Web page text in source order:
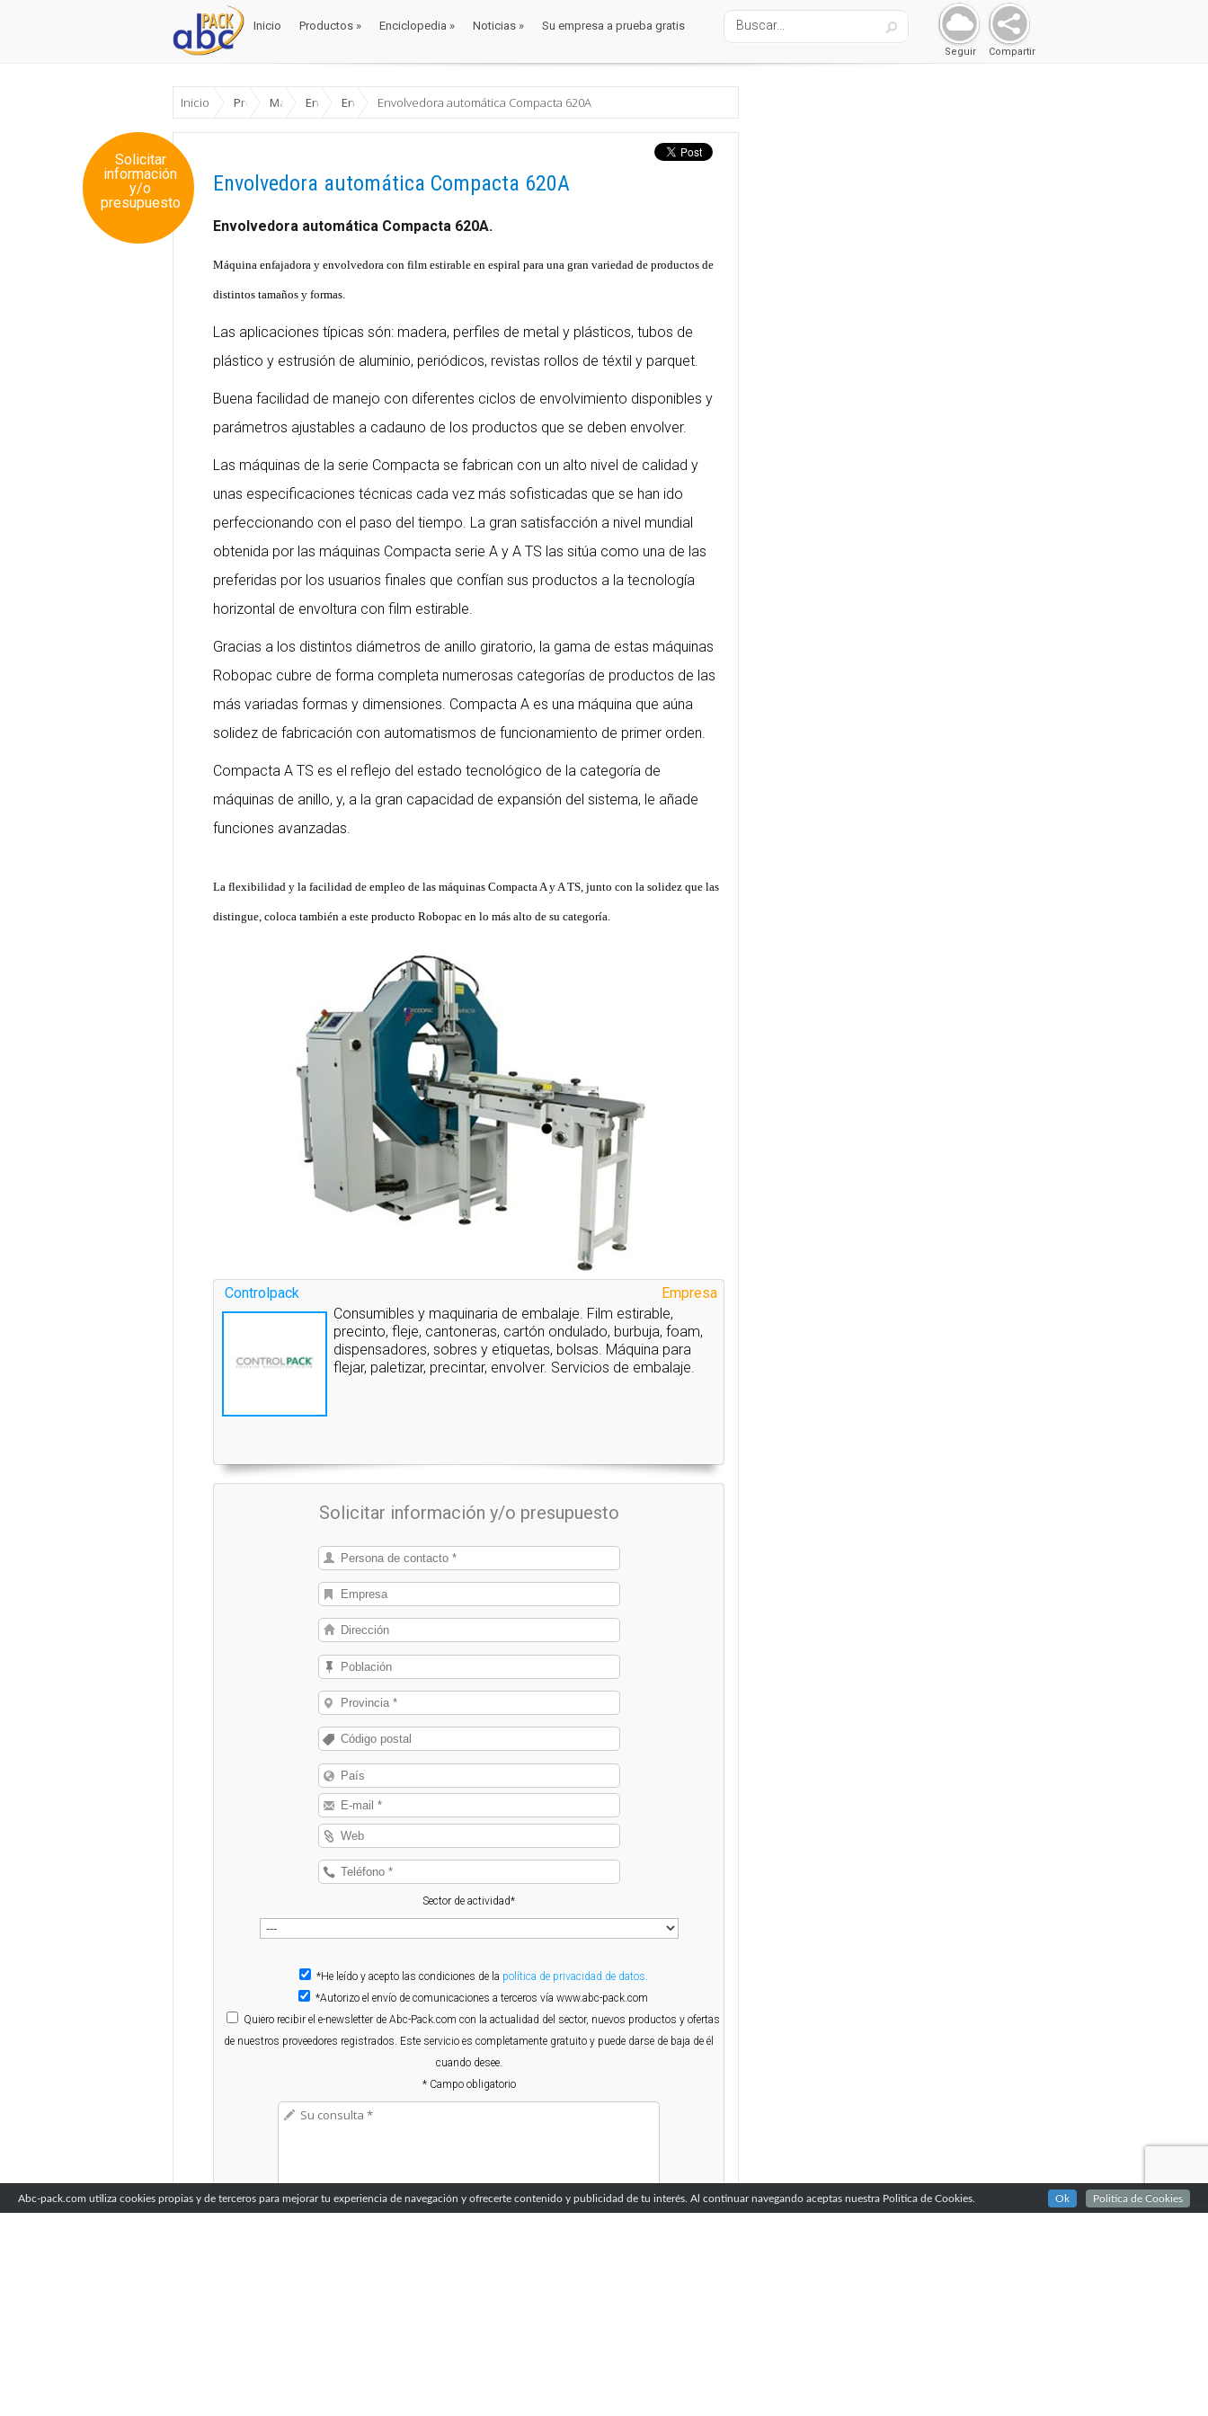
Inicio Productos » Enciclopedia » Noticias » Su empresa a prueba gratis
Compartir
Seguir
Inicio ProductosMáquinas Envase y Embalaje
Enfardadoras / Envolvedoras
Enfardadoras / Envolvedoras Automáticas
Envolvedora automática Compacta 620A
Solicitar
información
y/o
presupuesto
Envolvedora automática Compacta 620A
Envolvedora automática Compacta 620A.
Máquina enfajadora y envolvedora con film estirable en espiral para una gran variedad de productos de
distintos tamaños y formas.
Las aplicaciones típicas són: madera, perfiles de metal y plásticos, tubos de
plástico y estrusión de aluminio, periódicos, revistas rollos de téxtil y parquet.
Buena facilidad de manejo con diferentes ciclos de envolvimiento disponibles y
parámetros ajustables a cadauno de los productos que se deben envolver.
Las máquinas de la serie Compacta se fabrican con un alto nivel de calidad y
unas especificaciones técnicas cada vez más sofisticadas que se han ido
perfeccionando con el paso del tiempo. La gran satisfacción a nivel mundial
obtenida por las máquinas Compacta serie A y A TS las sitúa como una de las
preferidas por los usuarios finales que confían sus productos a la tecnología
horizontal de envoltura con film estirable.
Gracias a los distintos diámetros de anillo giratorio, la gama de estas máquinas
Robopac cubre de forma completa numerosas categorías de productos de las
más variadas formas y dimensiones. Compacta A es una máquina que aúna
solidez de fabricación con automatismos de funcionamiento de primer orden.
Compacta A TS es el reflejo del estado tecnológico de la categoría de
máquinas de anillo, y, a la gran capacidad de expansión del sistema, le añade
funciones avanzadas.
La flexibilidad y la facilidad de empleo de las máquinas Compacta A y A TS, junto con la solidez que las
distingue, coloca también a este producto Robopac en lo más alto de su categoría.
Empresa
Controlpack
Consumibles y maquinaria de embalaje. Film estirable,
precinto, fleje, cantoneras, cartón ondulado, burbuja, foam,
dispensadores, sobres y etiquetas, bolsas. Máquina para
flejar, paletizar, precintar, envolver. Servicios de embalaje.
Solicitar información y/o presupuesto
Sector de actividad*
*He leído y acepto las condiciones de la política de privacidad de datos.
*Autorizo el envío de comunicaciones a terceros vía www.abc-pack.com
Quiero recibir el e-newsletter de Abc-Pack.com con la actualidad del sector, nuevos productos y ofertas
de nuestros proveedores registrados. Este servicio es completamente gratuito y puede darse de baja de él
cuando desee.
* Campo obligatorio
Abc-pack.com utiliza cookies propias y de terceros para mejorar tu experiencia de navegación y ofrecerte contenido y publicidad de tu interés. Al continuar navegando aceptas nuestra Politica de Cookies. Ok Politica de Cookies